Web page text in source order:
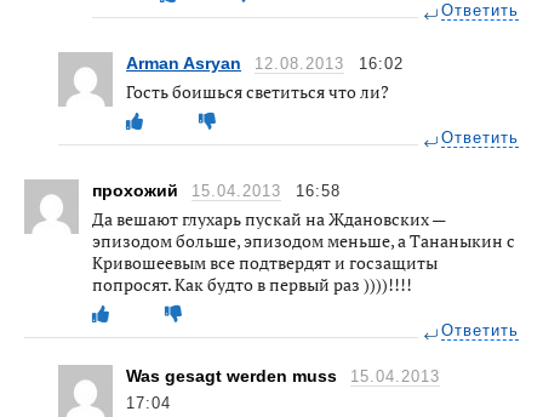
Ответить
Arman Asryan 12.08.2013 16:02
Гость боишься светиться что ли?
Ответить
прохожий 15.04.2013 16:58
Да вешают глухарь пускай на Ждановских —
эпизодом больше, эпизодом меньше, а Тананыкин с
Кривошеевым все подтвердят и госзащиты
попросят. Как будто в первый раз ))))!!!!
Ответить
Was gesagt werden muss
15.04.2013
17:04